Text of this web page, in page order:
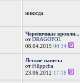
никогда
Черепичные кровли...
отDRAGOFOL
08.04.201500:34
Легкие навесы
отFilippcha
23.06.2012 17:18